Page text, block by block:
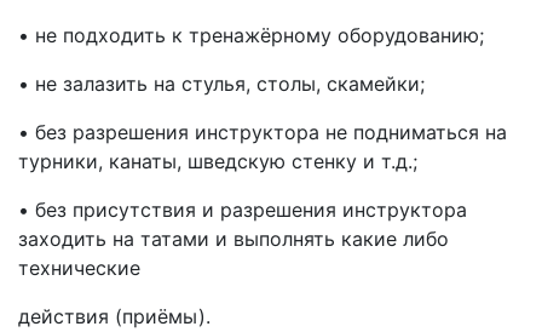
• не подходить к тренажёрному оборудованию;
• не залазить на стулья, столы, скамейки;
• без разрешения инструктора не подниматься на
турники, канаты, шведскую стенку и т.д.;
• без присутствия и разрешения инструктора
заходить на татами и выполнять какие либо
технические
действия (приёмы).